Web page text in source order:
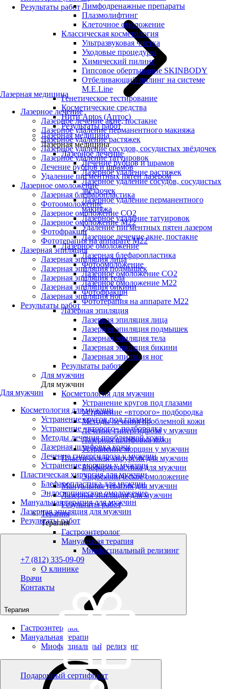
Результаты работ
Лазерная медицина
Лазерное лечение
Лазерное лечение акне, постакне
Лазерное удаление перманентного макияжа
Лазерное удаление растяжек
Лазерное удаление сосудов, сосудистых звёздочек
Лазерное удаление татуировок
Лечение рубцов и шрамов
Удаление пигментных пятен лазером
Лазерное омоложение
Лазерная блефаропластика
Фотоомоложение
Лазерное омоложение CO2
Лазерное омоложение M22
Фотофракшн
Фототерапия на аппарате М22
Лазерная эпиляция
Лазерная эпиляция лица
Лазерная эпиляция подмышек
Лазерная эпиляция тела
Лазерная эпиляция бикини
Лазерная эпиляция ног
Результаты работ
Для мужчин
Косметология для мужчин
Устранение кругов под глазами
Устранение «второго» подбородка
Методы лечения проблемной кожи
Лазерная шлифовка кожи
Лечение гипергидроза у мужчин
Устранение морщин у мужчин
Пластическая хирургия для мужчин
Блефаропластика для мужчин
Эндоскопическое омоложение
Мануальная терапия для мужчин
Лазерная эпиляция для мужчин
Результаты работ
Терапия
Гастроэнтеролог
Мануальная терапия
Миофасциальный релизинг
Лимфодренажные препараты
Плазмолифтинг
Клеточное омоложение
Классическая косметология
Ультразвуковая чистка
Уходовые процедуры
Химический пилинг
Гипсовое обертывание SKINBODY
Отбеливающий пилинг на системе
M.E.Line
Генетическое тестирование
Косметические средства
Нити Aptos (Аптос)
Результаты работ
Лазерная медицина
Лазерная медицина
Лазерное лечение
Лечение рубцов и шрамов
Лазерное удаление растяжек
Лазерное удаление сосудов, сосудистых
звёздочек
Лазерное удаление перманентного
макияжа
Лазерное удаление татуировок
Удаление пигментных пятен лазером
Лазерное лечение акне, постакне
Лазерное омоложение
Лазерная блефаропластика
Фотоомоложение
Лазерное омоложение CO2
Лазерное омоложение M22
Фотофракшн
Фототерапия на аппарате М22
Лазерная эпиляция
Лазерная эпиляция лица
Лазерная эпиляция подмышек
Лазерная эпиляция тела
Лазерная эпиляция бикини
Лазерная эпиляция ног
Результаты работ
Для мужчин
Для мужчин
Косметология для мужчин
Устранение кругов под глазами
Устранение «второго» подбородка
Методы лечения проблемной кожи
Лечение гипергидроза у мужчин
Лазерная шлифовка кожи
Устранение морщин у мужчин
Пластическая хирургия для мужчин
Блефаропластика для мужчин
Эндоскопическое омоложение
Мануальная терапия для мужчин
Лазерная эпиляция для мужчин
Результаты работ
Терапия
Терапия
Гастроэнтеролог
Мануальная терапия
Миофасциальный релизинг
+7 (812) 335-09-09
О клинике
Врачи
Контакты
Подарочный сертификат